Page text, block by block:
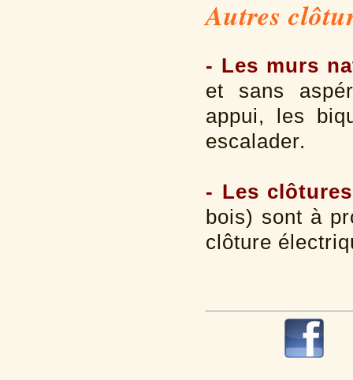
Autres
- Les murs
et sans
appui, les
escalader.
- Les
bois) sont à
clôture